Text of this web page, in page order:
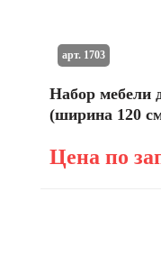
Набор мебели
(ширина 120
Цена по
арт. 1703